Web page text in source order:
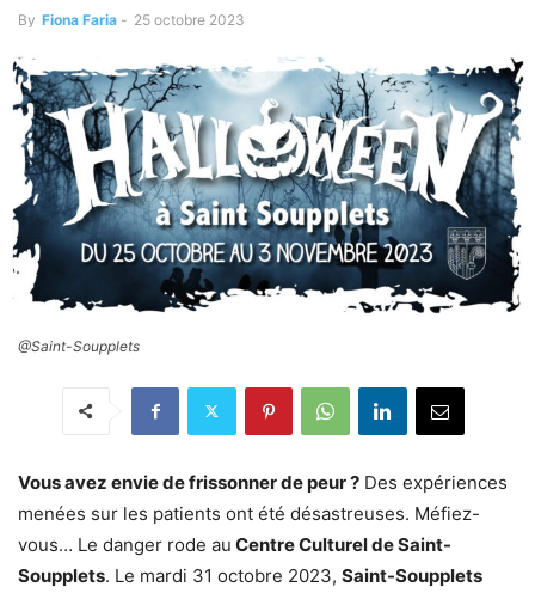
By Fiona Faria - 25 octobre 2023
@Saint-Soupplets
Vous avez envie de frissonner de peur ? Des expériences
menées sur les patients ont été désastreuses. Méfiez-
vous… Le danger rode au Centre Culturel de Saint-
Soupplets. Le mardi 31 octobre 2023, Saint-Soupplets